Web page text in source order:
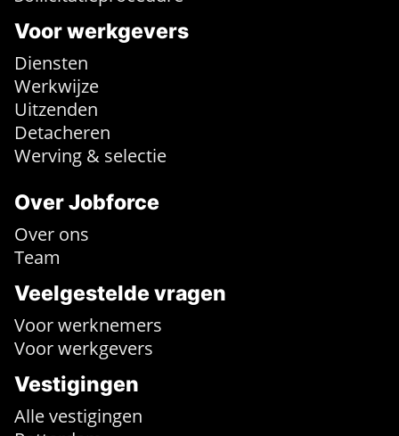
Voor werkgevers
Diensten
Werkwijze
Uitzenden
Detacheren
Werving & selectie
Over Jobforce
Over ons
Team
Veelgestelde vragen
Voor werknemers
Voor werkgevers
Vestigingen
Alle vestigingen